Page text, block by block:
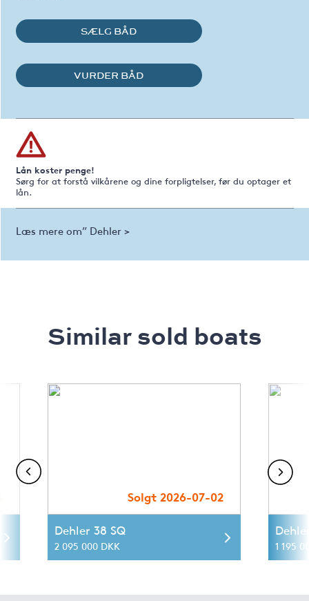
SÆLG BÅD
VURDER BÅD
Lån koster penge!
Sørg for at forstå vilkårene og dine forpligtelser, før du optager et
lån.
Læs mere om” Dehler >
Similar sold boats
Solgt 2026-07-02
Dehler 38 SQ
2 095 000 DKK 1 195